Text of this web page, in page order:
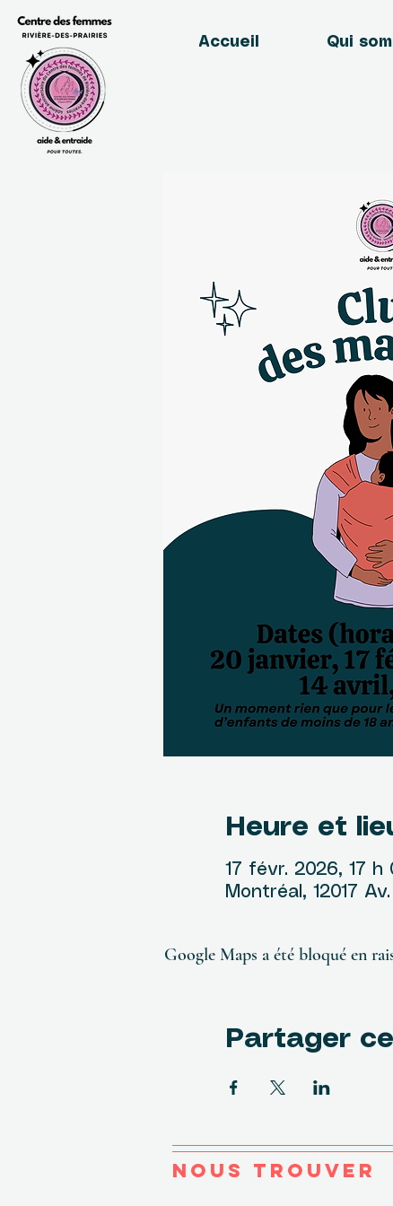
Accueil Qui
Heure et
17 févr. 2026, 17 h
Montréal, 12017
Google Maps a été bloqué en
Partager
NOUS TROUVER